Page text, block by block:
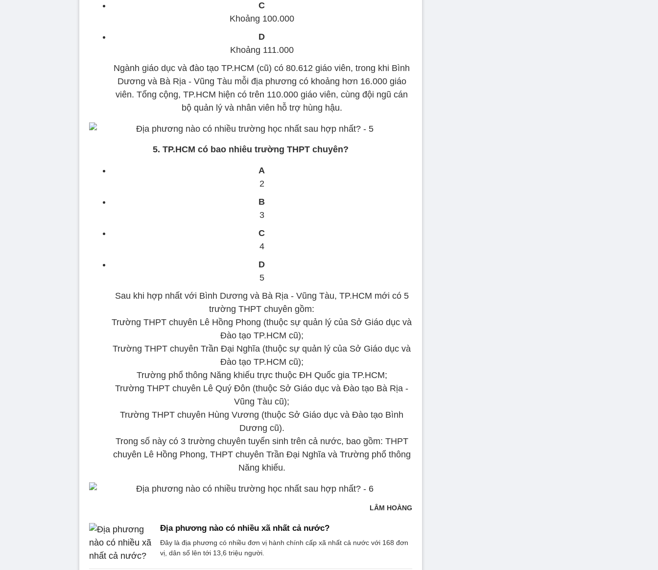
C
Khoảng 100.000
D
Khoảng 111.000
Ngành giáo dục và đào tạo TP.HCM (cũ) có 80.612 giáo viên, trong khi Bình
Dương và Bà Rịa - Vũng Tàu mỗi địa phương có khoảng hơn 16.000 giáo
viên. Tổng cộng, TP.HCM hiện có trên 110.000 giáo viên, cùng đội ngũ cán
bộ quản lý và nhân viên hỗ trợ hùng hậu.
5. TP.HCM có bao nhiêu trường THPT chuyên?
A
2
B
3
C
4
D
5
Sau khi hợp nhất với Bình Dương và Bà Rịa - Vũng Tàu, TP.HCM mới có 5
trường THPT chuyên gồm:
Trường THPT chuyên Lê Hồng Phong (thuộc sự quản lý của Sở Giáo dục và
Đào tạo TP.HCM cũ);
Trường THPT chuyên Trần Đại Nghĩa (thuộc sự quản lý của Sở Giáo dục và
Đào tạo TP.HCM cũ);
Trường phổ thông Năng khiếu trực thuộc ĐH Quốc gia TP.HCM;
Trường THPT chuyên Lê Quý Đôn (thuộc Sở Giáo dục và Đào tạo Bà Rịa -
Vũng Tàu cũ);
Trường THPT chuyên Hùng Vương (thuộc Sở Giáo dục và Đào tạo Bình
Dương cũ).
Trong số này có 3 trường chuyên tuyển sinh trên cả nước, bao gồm: THPT
chuyên Lê Hồng Phong, THPT chuyên Trần Đại Nghĩa và Trường phổ thông
Năng khiếu.
LÂM HOÀNG
Địa phương nào có nhiều xã nhất cả nước?
Đây là địa phương có nhiều đơn vị hành chính cấp xã nhất cả nước với 168 đơn
vị, dân số lên tới 13,6 triệu người.